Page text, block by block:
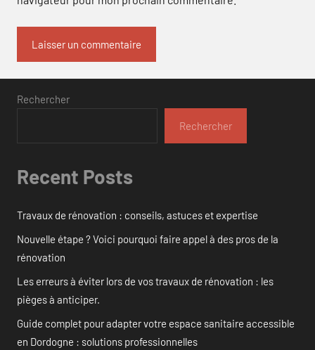
Rechercher
Rechercher
Recent Posts
Travaux de rénovation : conseils, astuces et expertise
Nouvelle étape ? Voici pourquoi faire appel à des pros de la
rénovation
Les erreurs à éviter lors de vos travaux de rénovation : les
pièges à anticiper.
Guide complet pour adapter votre espace sanitaire accessible
en Dordogne : solutions professionnelles